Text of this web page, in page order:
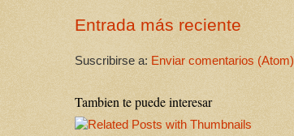
Entrada más reciente
Suscribirse a: Enviar comentarios (Atom)
Tambien te puede interesar